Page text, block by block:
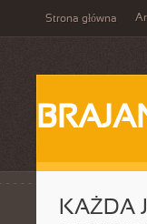
Strona główna
KAŻDA